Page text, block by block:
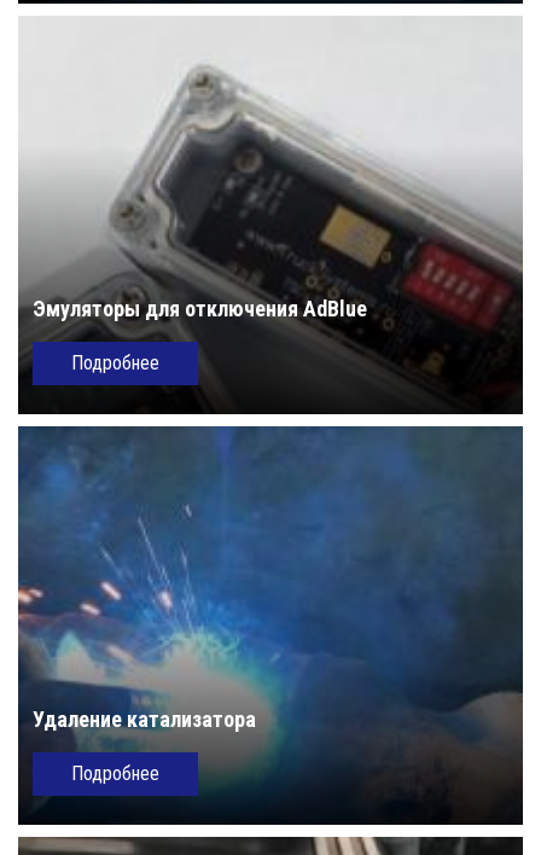
Эмуляторы для отключения AdBlue
Подробнее
Удаление катализатора
Подробнее